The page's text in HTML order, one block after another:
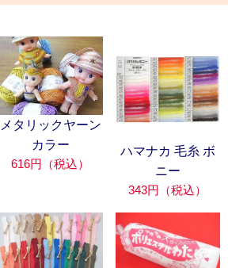
メタリックヤーン
カラー
616円（税込）
ハマナカ 毛糸 ボ
ニー
343円（税込）